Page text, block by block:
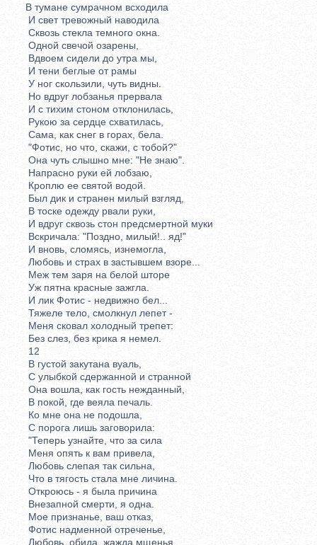
В тумане сумрачном всходила
И свет тревожный наводила
Сквозь стекла темного окна.
Одной свечой озарены,
Вдвоем сидели до утра мы,
И тени беглые от рамы
У ног скользили, чуть видны.
Но вдруг лобзанья прервала
И с тихим стоном отклонилась,
Рукою за сердце схватилась,
Сама, как снег в горах, бела.
"Фотис, но что, скажи, с тобой?"
Она чуть слышно мне: "Не знаю".
Напрасно руки ей лобзаю,
Кроплю ее святой водой.
Был дик и странен милый взгляд,
В тоске одежду рвали руки,
И вдруг сквозь стон предсмертной муки
Вскричала: "Поздно, милый!.. яд!"
И вновь, сломясь, изнемогла,
Любовь и страх в застывшем взоре...
Меж тем заря на белой шторе
Уж пятна красные зажгла.
И лик Фотис - недвижно бел...
Тяжеле тело, смолкнул лепет -
Меня сковал холодный трепет:
Без слез, без крика я немел.
12
В густой закутана вуаль,
С улыбкой сдержанной и странной
Она вошла, как гость нежданный,
В покой, где веяла печаль.
Ко мне она не подошла,
С порога лишь заговорила:
"Теперь узнайте, что за сила
Меня опять к вам привела,
Любовь слепая так сильна,
Что в тягость стала мне личина.
Откроюсь - я была причина
Внезапной смерти, я одна.
Мое признанье, ваш отказ,
Фотис надменной отреченье,
Любовь, обида, жажда мщенья